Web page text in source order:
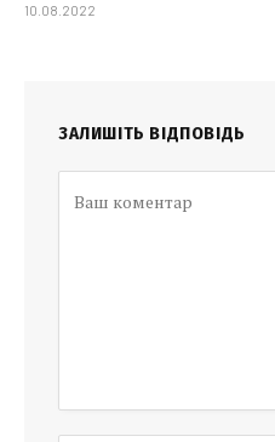
10.08.2022
ЗАЛИШІТЬ ВІДПОВІДЬ